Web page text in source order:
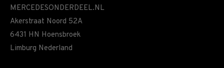
MERCEDESONDERDEEL.NL
Akerstraat Noord 52A
6431 HN Hoensbroek
Limburg Nederland